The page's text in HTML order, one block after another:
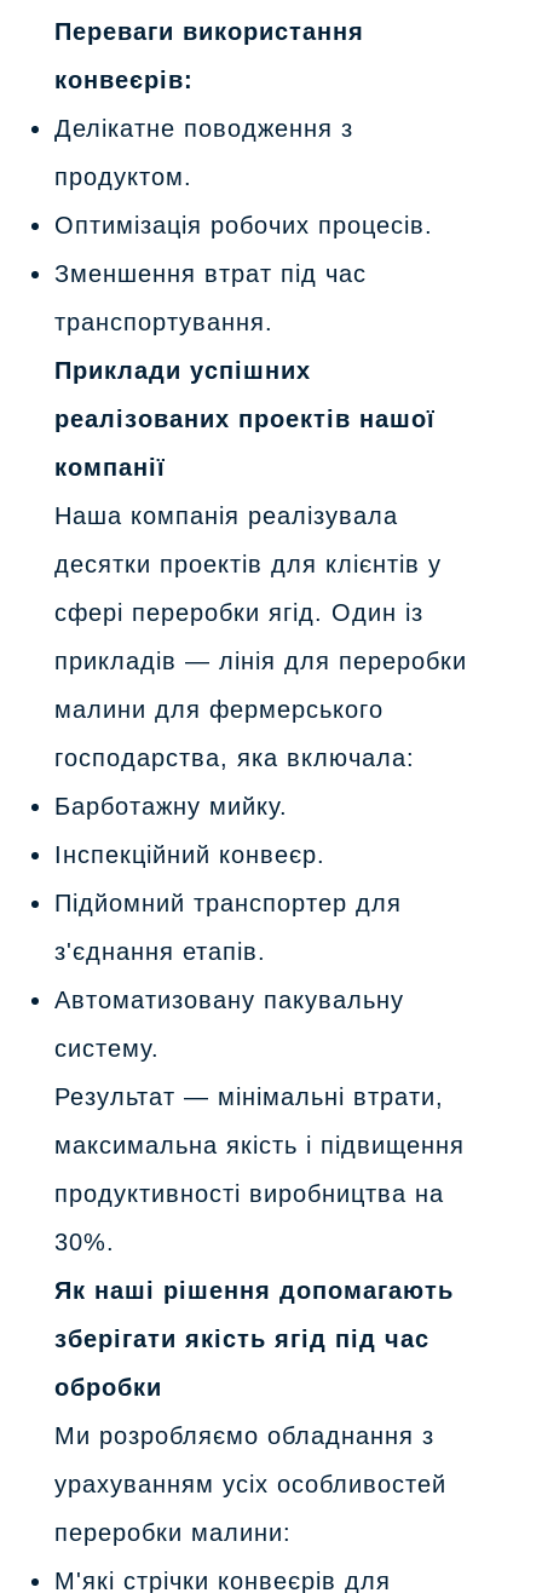
Переваги використання
конвеєрів:
Делікатне поводження з
продуктом.
Оптимізація робочих процесів.
Зменшення втрат під час
транспортування.
Приклади успішних
реалізованих проектів нашої
компанії
Наша компанія реалізувала
десятки проектів для клієнтів у
сфері переробки ягід. Один із
прикладів — лінія для переробки
малини для фермерського
господарства, яка включала:
Барботажну мийку.
Інспекційний конвеєр.
Підйомний транспортер для
з'єднання етапів.
Автоматизовану пакувальну
систему.
Результат — мінімальні втрати,
максимальна якість і підвищення
продуктивності виробництва на
30%.
Як наші рішення допомагають
зберігати якість ягід під час
обробки
Ми розробляємо обладнання з
урахуванням усіх особливостей
переробки малини:
М'які стрічки конвеєрів для